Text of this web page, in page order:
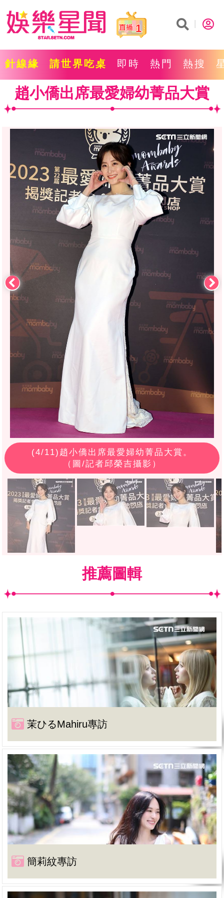
1
針線緣 請世界吃桌 即時 熱門 熱搜
趙小僑出席最愛婦幼菁品大賞
(4/11)趙小僑出席最愛婦幼菁品大賞。
（圖/記者邱榮吉攝影）
推薦圖輯
茉ひるMahiru專訪
簡莉紋專訪